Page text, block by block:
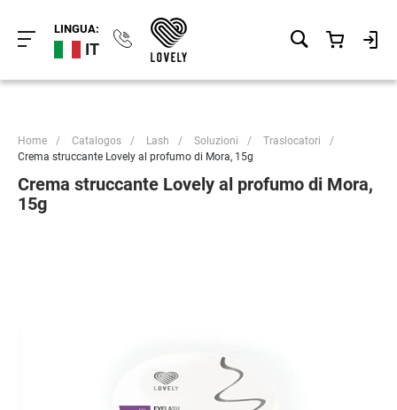
LINGUA:
IT
Home / Catalogos / Lash / Soluzioni / Traslocatori
/
Crema struccante Lovely al profumo di Mora, 15g
Crema struccante Lovely al profumo di Mora,
15g